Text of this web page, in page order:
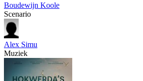
Boudewijn Koole
Scenario
Alex Simu
Muziek